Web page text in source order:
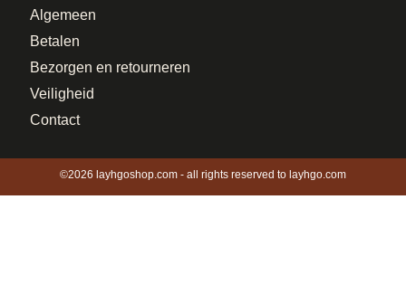
Algemeen
Betalen
Bezorgen en retourneren
Veiligheid
Contact
©2026 layhgoshop.com - all rights reserved to layhgo.com